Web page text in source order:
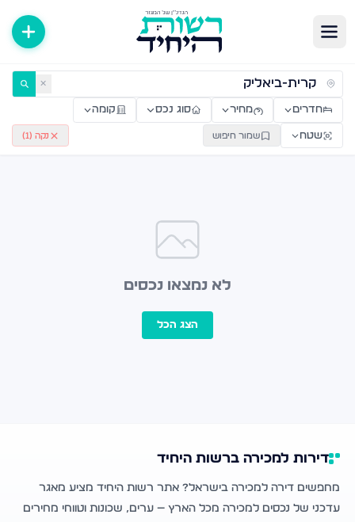
דירות למכירה ולהשכרה — רשות היחיד ✕
חדרים מחיר סוג נכס קומה
שטח שמור חיפוש נקה ( 1
)
לא נמצאו נכסים
הצג הכל
דירות למכירה ברשות היחיד
מחפשים דירה למכירה בישראל? אתר רשות היחיד מציע מאגר
עדכני של נכסים למכירה מכל הארץ — ערים, שכונות וטווחי מחירים